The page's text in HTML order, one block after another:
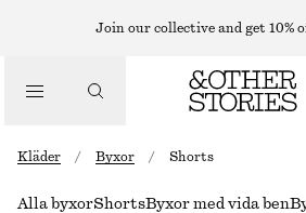
Join our collective and get 10%
Kläder / Byxor / Shorts
Alla byxorShortsByxor med vida ben